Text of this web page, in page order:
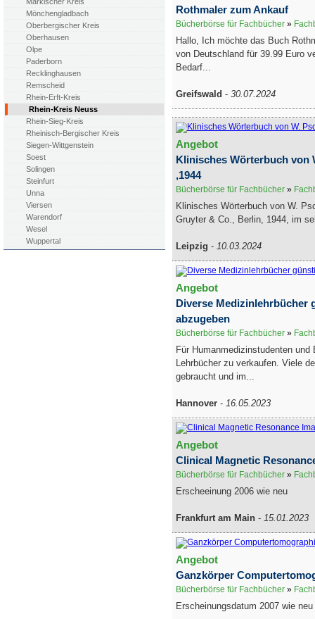
Mönchengladbach
Oberbergischer Kreis
Oberhausen
Olpe
Paderborn
Recklinghausen
Remscheid
Rhein-Erft-Kreis
Rhein-Kreis Neuss
Rhein-Sieg-Kreis
Rheinisch-Bergischer Kreis
Siegen-Wittgenstein
Soest
Solingen
Steinfurt
Unna
Viersen
Warendorf
Wesel
Wuppertal
Rothmaler zum Ankauf
Bücherbörse für Fachbücher »
Hallo, Ich möchte das Buch
von Deutschland für 39.99 Euro
Bedarf...
Greifswald - 30.07.2024
Angebot
Klinisches Wörterbuch von
,1944
Bücherbörse für Fachbücher »
Klinisches Wörterbuch von W.
Gruyter & Co., Berlin, 1944, im
Leipzig - 10.03.2024
Angebot
Diverse Medizinlehrbücher
abzugeben
Bücherbörse für Fachbücher »
Für Humanmedizinstudenten und
Lehrbücher zu verkaufen. Viele
gebraucht und im...
Hannover - 16.05.2023
Angebot
Clinical Magnetic
Bücherbörse für Fachbücher »
Erscheeinung 2006 wie neu
Frankfurt am Main - 15.01.2023
Angebot
Ganzkörper
Bücherbörse für Fachbücher »
Erscheinungsdatum 2007 wie neu